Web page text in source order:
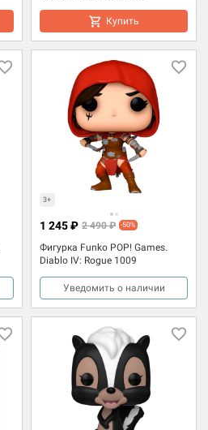
Купить
3+
Фигурка Funko POP! Games.
Diablo IV: Rogue 1009
1 245 ₽ 2 490 ₽ -50%
Уведомить о наличии